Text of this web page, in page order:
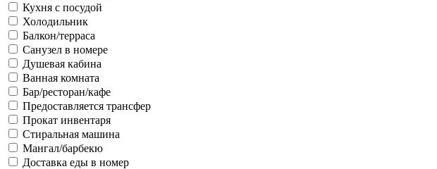
Кухня с посудой
Холодильник
Балкон/терраса
Санузел в номере
Душевая кабина
Ванная комната
Бар/ресторан/кафе
Предоставляется трансфер
Прокат инвентаря
Стиральная машина
Мангал/барбекю
Доставка еды в номер